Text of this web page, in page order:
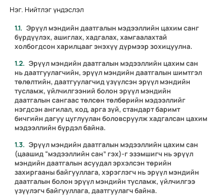
Нэг. Нийтлэг үндэслэл
Эрүүл мэндийн даатгалын мэдээллийн цахим санг
бүрдүүлэх, ашиглах, хадгалах, хамгаалахтай
холбогдсон харилцааг энэхүү дүрмээр зохицуулна.
Эрүүл мэндийн даатгалын мэдээллийн цахим сан
нь даатгуулагчийн, эрүүл мэндийн даатгалын шимтгэл
төлөлтийн, даатгуулагчид үзүүлсэн эрүүл мэндийн
тусламж, үйлчилгээний болон эрүүл мэндийн
даатгалын сангаас төлсөн төлбөрийн мэдээллийг
нэгдсэн ангилал, код, арга зүй, стандарт баримт
бичгийн дагуу цуглуулан боловсруулж хадгалсан цахим
мэдээллийн бүрдэл байна.
Эрүүл мэндийн даатгалын мэдээллийн цахим сан
(цаашид “мэдээллийн сан” гэх)-г эзэмшигч нь эрүүл
мэндийн даатгалын асуудал эрхэлсэн төрийн
захиргааны байгууллага, хэрэглэгч нь эрүүл мэндийн
даатгалын болон эрүүл мэндийн тусламж, үйлчилгээ
үзүүлэгч байгууллага, даатгуулагч байна.